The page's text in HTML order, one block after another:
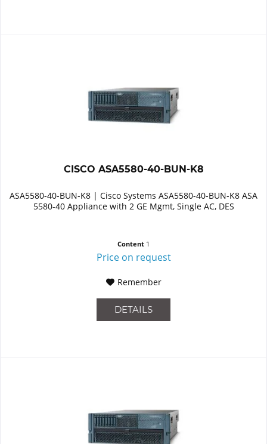
CISCO ASA5580-40-BUN-K8
ASA5580-40-BUN-K8 | Cisco Systems ASA5580-40-BUN-K8 ASA
5580-40 Appliance with 2 GE Mgmt, Single AC, DES
Content 1
Price on request
Remember
DETAILS